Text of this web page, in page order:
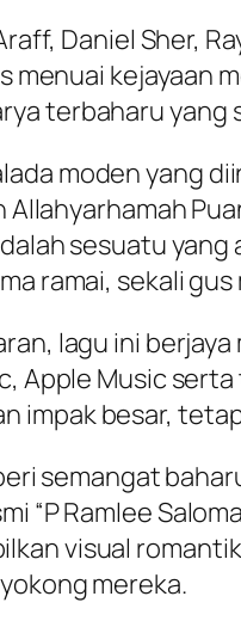
Daniel Sher,
kejayaan
terbaharu yang
moden yang
Allahyarhamah
sesuatu
ramai, sekali
lagu ini
Apple Music
impak besar,
semangat
“P Ramlee
visual
mereka.